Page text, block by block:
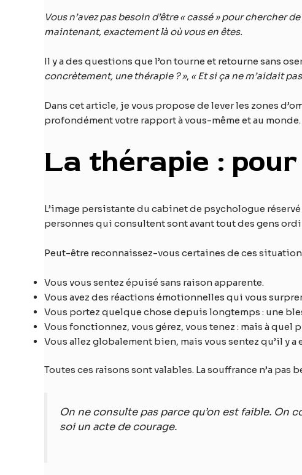
Vous n’avez pas besoin d’être « cassé » pour chercher
maintenant, exactement là où vous en êtes.
Il y a des questions que l’on tourne et retourne sans
concrètement, une thérapie ? », « Et si ça ne m’aidait pas
Dans cet article, je vous propose de lever les zones
profondément votre rapport à vous-même et au monde.
La thérapie :
L’image persistante du cabinet de psychologue
personnes qui consultent sont avant tout des gens
Peut-être reconnaissez-vous certaines de ces
Vous vous sentez épuisé sans raison apparente.
Vous avez des réactions émotionnelles qui vous
Vous portez quelque chose depuis longtemps : une
Vous fonctionnez, vous gérez, vous tenez : mais à quel
Vous allez globalement bien, mais vous sentez qu’il y
Toutes ces raisons sont valables. La souffrance n’a
On ne consulte pas parce qu’on est faible. On
soi un acte de courage.